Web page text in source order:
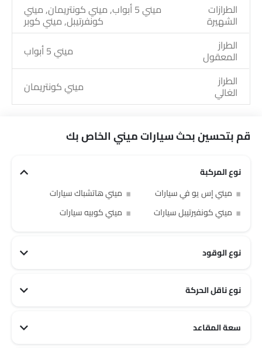
الطرازات
الشهيرة
ميني 5 أبواب, ميني كونتريمان, ميني
كونفرتيبل, ميني كوبر
الطراز
المعقول
ميني 5 أبواب
الطراز
الغالي ميني كونتريمان
قم بتحسين بحث سيارات ميني الخاص بك
نوع المركبة
ميني إس يو في سيارات
ميني هاتشباك سيارات
ميني كونفيرتيبل سيارات
ميني كوبيه سيارات
نوع الوقود
نوع ناقل الحركة
سعة المقاعد